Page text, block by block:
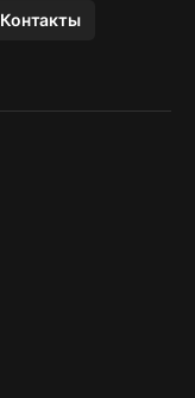
Контакты